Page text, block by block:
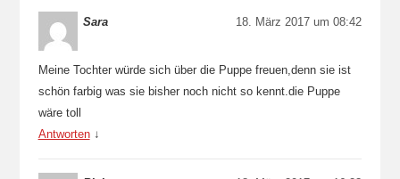
Sara 18. März 2017 um 08:42
Meine Tochter würde sich über die Puppe freuen,denn sie ist
schön farbig was sie bisher noch nicht so kennt.die Puppe
wäre toll
Antworten ↓